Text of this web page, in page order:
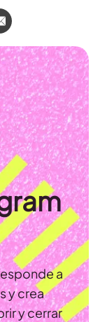
a
y crea
y cerrar